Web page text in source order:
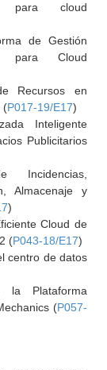
para cloud
de Gestión
para Cloud
Recursos en
(P017-19/E17)
Inteligente
Publicitarios
Incidencias,
Almacenaje y
)
Cloud de
(P043-18/E17)
centro de datos
la Plataforma
(P057-